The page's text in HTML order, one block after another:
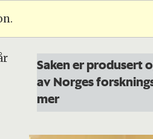
Saken er produsert
av Norges
mer